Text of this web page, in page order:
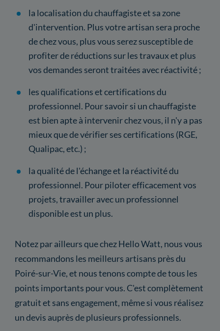
la localisation du chauffagiste et sa zone
d'intervention. Plus votre artisan sera proche
de chez vous, plus vous serez susceptible de
profiter de réductions sur les travaux et plus
vos demandes seront traitées avec réactivité ;
les qualifications et certifications du
professionnel. Pour savoir si un chauffagiste
est bien apte à intervenir chez vous, il n'y a pas
mieux que de vérifier ses certifications (RGE,
Qualipac, etc.) ;
la qualité de l'échange et la réactivité du
professionnel. Pour piloter efficacement vos
projets, travailler avec un professionnel
disponible est un plus.
Notez par ailleurs que chez Hello Watt, nous vous
recommandons les meilleurs artisans près du
Poiré-sur-Vie, et nous tenons compte de tous les
points importants pour vous. C'est complètement
gratuit et sans engagement, même si vous réalisez
un devis auprès de plusieurs professionnels.